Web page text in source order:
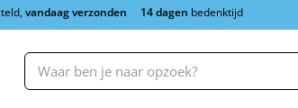
vandaag verzonden 14 dagen bedenktijd